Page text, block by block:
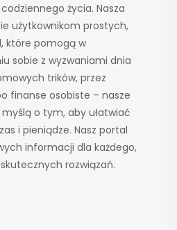
życia. Nasza
użytkownikom prostych,
które pomogą w
sobie z wyzwaniami dnia
trików, przez
finanse osobiste – nasze
o tym, aby ułatwiać
i pieniądze. Nasz portal
informacji dla każdego,
rozwiązań.